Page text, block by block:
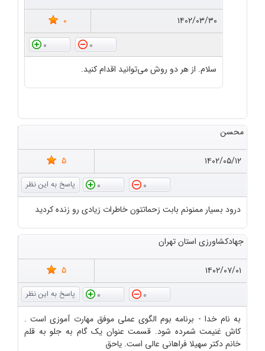
۱۴۰۲/۰۳/۳۰
0
0
0
سلام. از هر دو روش می‌توانید اقدام کنید.
محسن
۱۴۰۲/۰۵/۱۲
5
0
0
درود بسیار ممنونم بابت زحماتتون خاطرات زیادی رو زنده کردید
جهادکشاورزی استان تهران
۱۴۰۲/۰۷/۰۱
5
0
0
به نام خدا - برنامه بوم الگوی عملی موفق مهارت آموزی است .
کاش غنیمت شمرده شود. قسمت عنوان یک گام به جلو به قلم
خانم دکتر سهیلا فراهانی عالی است. یاحق